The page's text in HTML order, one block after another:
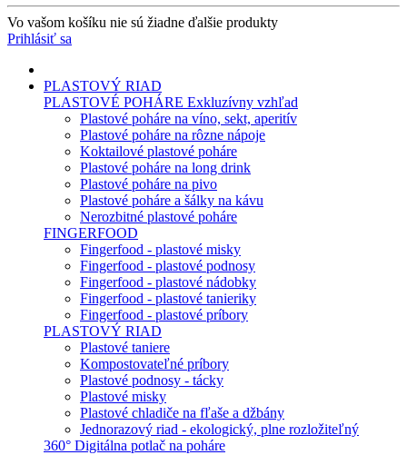
Vo vašom košíku nie sú žiadne ďalšie produkty
Prihlásiť sa
PLASTOVÝ RIAD
PLASTOVÉ POHÁRE Exkluzívny vzhľad
Plastové poháre na víno, sekt, aperitív
Plastové poháre na rôzne nápoje
Koktailové plastové poháre
Plastové poháre na long drink
Plastové poháre na pivo
Plastové poháre a šálky na kávu
Nerozbitné plastové poháre
FINGERFOOD
Fingerfood - plastové misky
Fingerfood - plastové podnosy
Fingerfood - plastové nádobky
Fingerfood - plastové tanieriky
Fingerfood - plastové príbory
PLASTOVÝ RIAD
Plastové taniere
Kompostovateľné príbory
Plastové podnosy - tácky
Plastové misky
Plastové chladiče na fľaše a džbány
Jednorazový riad - ekologický, plne rozložiteľný
360° Digitálna potlač na poháre